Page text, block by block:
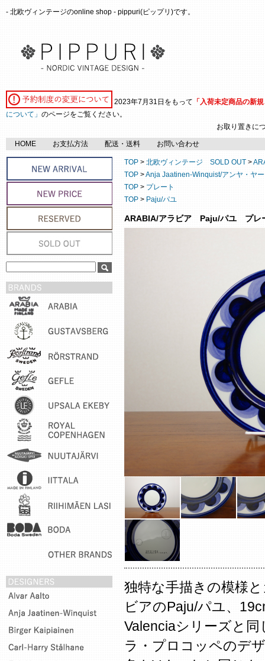
- 北欧ヴィンテージのonline shop - pippuri(ピップリ)です。
2023年7月31日をもって 「入荷未定商品の新
について」 のページをご覧ください。
お取り置きに
HOME お支払方法 配送・送料 お問い合わせ
TOP > 北欧ヴィンテージ SOLD OUT >
TOP >Anja Jaatinen-Winquist/アンヤ・ヤ
TOP > プレート
TOP > Paju/パユ
ARABIA/アラビア Paju/パユ プレ
独特な手描きの模様
ビアのPaju/パユ、
Valenciaシリーズと
ラ・プロコッペのデ